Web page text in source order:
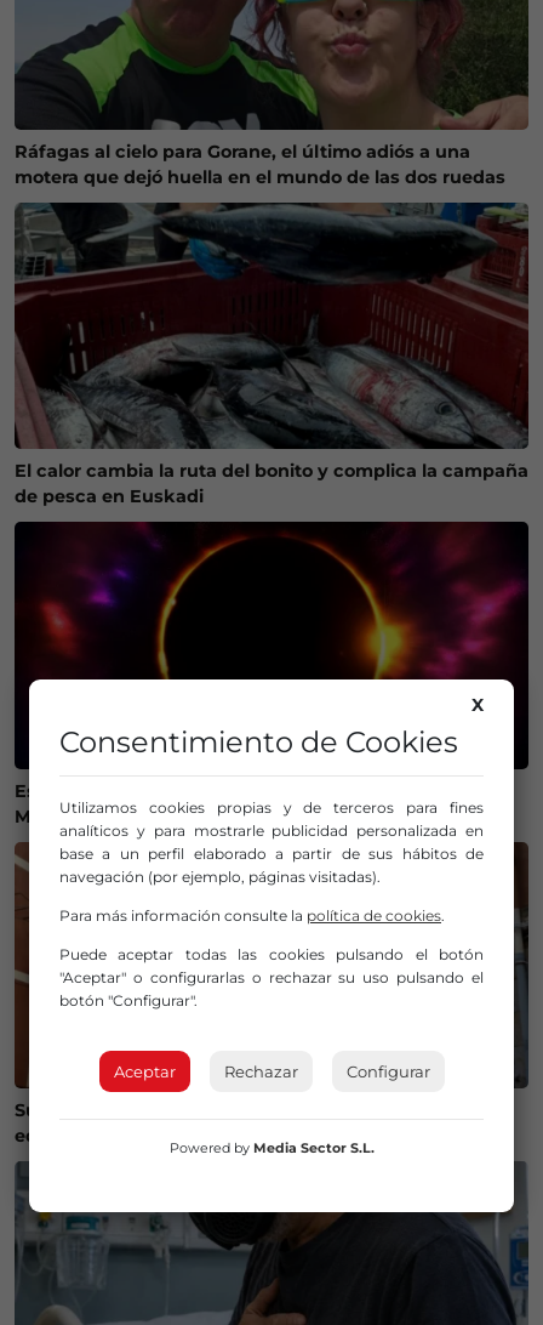
Ráfagas al cielo para Gorane, el último adiós a una
motera que dejó huella en el mundo de las dos ruedas
El calor cambia la ruta del bonito y complica la campaña
de pesca en Euskadi
Estos son los mejores lugares de Bizkaia y Las
Merindades para ver el eclipse del 12 de agosto
Susto en Bilbao La Vieja: ocho personas atendidas y un
edificio desalojado tras un incendio
X
Consentimiento de Cookies
Utilizamos cookies propias y de terceros para fines
analíticos y para mostrarle publicidad personalizada en
base a un perfil elaborado a partir de sus hábitos de
navegación (por ejemplo, páginas visitadas).
Para más información consulte la política de cookies.
Puede aceptar todas las cookies pulsando el botón
"Aceptar" o configurarlas o rechazar su uso pulsando el
botón "Configurar".
Aceptar Rechazar Configurar
Powered by Media Sector S.L.